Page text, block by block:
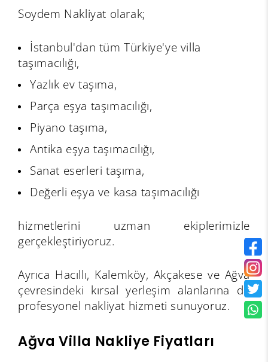
Soydem Nakliyat olarak;
İstanbul'dan tüm Türkiye'ye villa
taşımacılığı,
Yazlık ev taşıma,
Parça eşya taşımacılığı,
Piyano taşıma,
Antika eşya taşımacılığı,
Sanat eserleri taşıma,
Değerli eşya ve kasa taşımacılığı
hizmetlerini uzman ekiplerimizle
gerçekleştiriyoruz.
Ayrıca Hacıllı, Kalemköy, Akçakese ve Ağva
çevresindeki kırsal yerleşim alanlarına da
profesyonel nakliyat hizmeti sunuyoruz.
Ağva Villa Nakliye Fiyatları